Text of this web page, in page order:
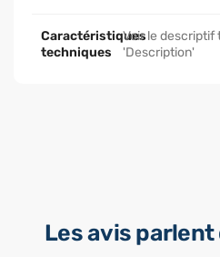
Caractéristiques
techniques
Voir le descriptif
'Description'
Les avis parlent